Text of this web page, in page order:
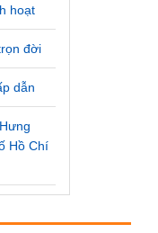
hoạt
đời
dẫn
Hồ Chí